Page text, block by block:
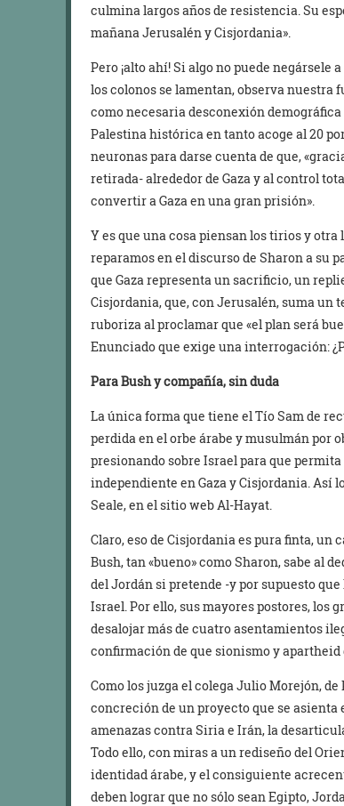
culmina largos años de resistencia. Su
mañana Jerusalén y Cisjordania».
Pero ¡alto ahí! Si algo no puede
los colonos se lamentan, observa nuestra
como necesaria desconexión
Palestina histórica en tanto acoge al 20
neuronas para darse cuenta de que,
retirada- alrededor de Gaza y al control
convertir a Gaza en una gran prisión».
Y es que una cosa piensan los tirios y
reparamos en el discurso de Sharon a su
que Gaza representa un sacrificio, un
Cisjordania, que, con Jerusalén, suma un
ruboriza al proclamar que «el plan será
Enunciado que exige una interrogación:
Para Bush y compañía, sin duda
La única forma que tiene el Tío Sam de
perdida en el orbe árabe y musulmán por
presionando sobre Israel para que
independiente en Gaza y Cisjordania. Así
Seale, en el sitio web Al-Hayat.
Claro, eso de Cisjordania es pura finta,
Bush, tan «bueno» como Sharon, sabe al
del Jordán si pretende -y por supuesto
Israel. Por ello, sus mayores postores, los
desalojar más de cuatro asentamientos
confirmación de que sionismo y
Como los juzga el colega Julio Morejón,
concreción de un proyecto que se
amenazas contra Siria e Irán, la
Todo ello, con miras a un rediseño del
identidad árabe, y el consiguiente
deben lograr que no sólo sean Egipto,